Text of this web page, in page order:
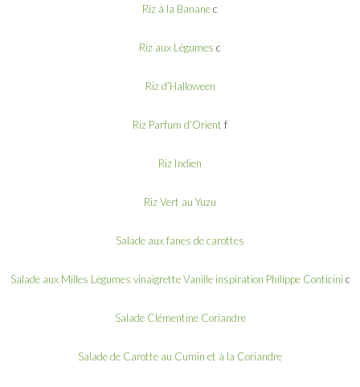
Riz à la Bananec
Riz aux Légumes c
Riz d’Halloween
Riz Parfum d’Orient f
Riz Indien
Riz Vert au Yuzu
Salade aux fanes de carottes
Salade aux Milles Légumes vinaigrette Vanille inspiration Philippe Conticini c
Salade Clémentine Coriandre
Salade de Carotte au Cumin et à la Coriandre